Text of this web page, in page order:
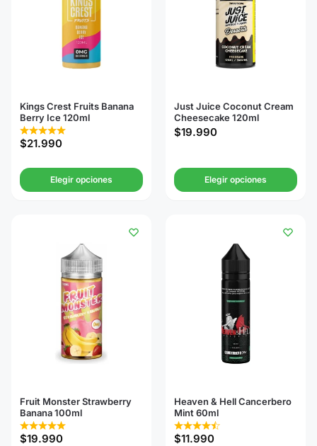
Kings Crest Fruits Banana
Berry Ice 120ml
$21.990
Elegir opciones
Just Juice Coconut Cream
Cheesecake 120ml
$19.990
Elegir opciones
Fruit Monster Strawberry
Banana 100ml
$19.990
Heaven & Hell Cancerbero
Mint 60ml
$11.990